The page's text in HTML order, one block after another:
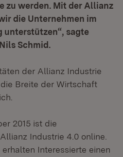
zu werden. Mit der Allianz
die Unternehmen im
unterstützen“, sagte
Schmid.
der Allianz Industrie
Breite der Wirtschaft
2015 ist die
Industrie 4.0 online.
Interessierte einen